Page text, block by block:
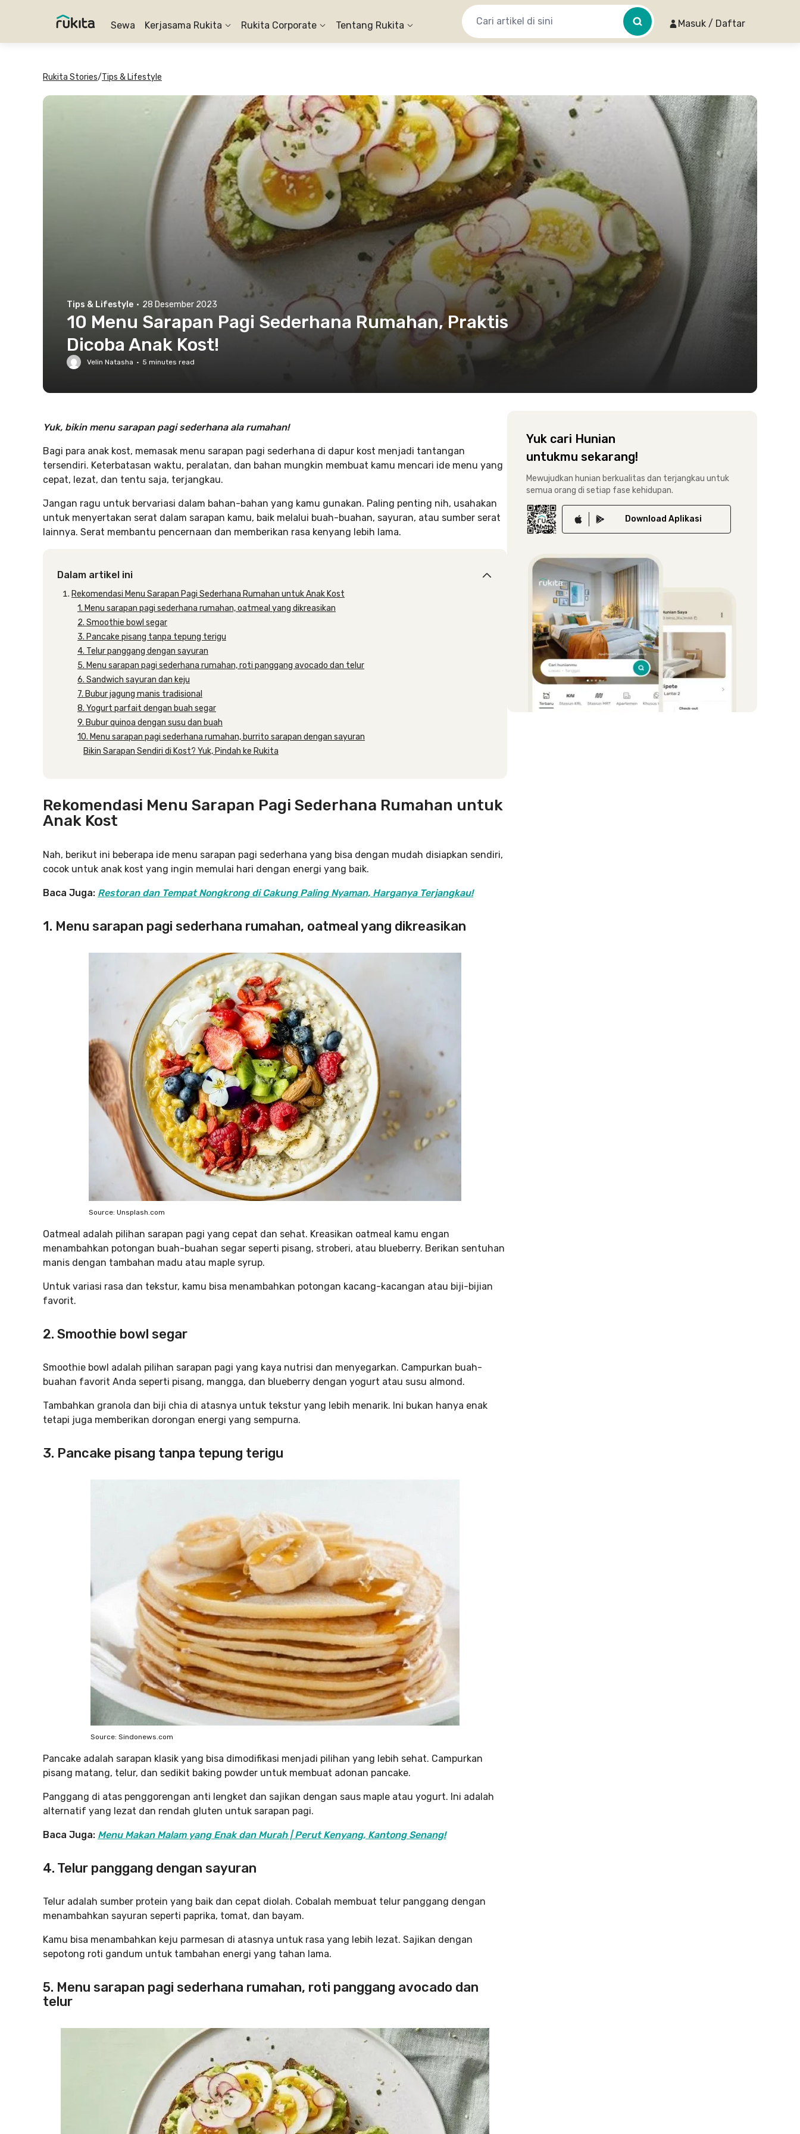
Sewa Kerjasama Rukita Rukita Corporate Tentang Rukita Masuk / Daftar
Rukita Stories/Tips & Lifestyle
Tips & Lifestyle · 28 Desember 2023
10 Menu Sarapan Pagi Sederhana Rumahan, Praktis
Dicoba Anak Kost!
Velin Natasha · 5 minutes read
Yuk, bikin menu sarapan pagi sederhana ala rumahan!
Bagi para anak kost, memasak menu sarapan pagi sederhana di dapur kost menjadi tantangan
tersendiri. Keterbatasan waktu, peralatan, dan bahan mungkin membuat kamu mencari ide menu yang
cepat, lezat, dan tentu saja, terjangkau.
Jangan ragu untuk bervariasi dalam bahan-bahan yang kamu gunakan. Paling penting nih, usahakan
untuk menyertakan serat dalam sarapan kamu, baik melalui buah-buahan, sayuran, atau sumber serat
lainnya. Serat membantu pencernaan dan memberikan rasa kenyang lebih lama.
Dalam artikel ini
Rekomendasi Menu Sarapan Pagi Sederhana Rumahan untuk Anak Kost
1. Menu sarapan pagi sederhana rumahan, oatmeal yang dikreasikan
2. Smoothie bowl segar
3. Pancake pisang tanpa tepung terigu
4. Telur panggang dengan sayuran
5. Menu sarapan pagi sederhana rumahan, roti panggang avocado dan telur
6. Sandwich sayuran dan keju
7. Bubur jagung manis tradisional
8. Yogurt parfait dengan buah segar
9. Bubur quinoa dengan susu dan buah
10. Menu sarapan pagi sederhana rumahan, burrito sarapan dengan sayuran
Bikin Sarapan Sendiri di Kost? Yuk, Pindah ke Rukita
Rekomendasi Menu Sarapan Pagi Sederhana Rumahan untuk
Anak Kost
Nah, berikut ini beberapa ide menu sarapan pagi sederhana yang bisa dengan mudah disiapkan sendiri,
cocok untuk anak kost yang ingin memulai hari dengan energi yang baik.
Baca Juga: Restoran dan Tempat Nongkrong di Cakung Paling Nyaman, Harganya Terjangkau!
1. Menu sarapan pagi sederhana rumahan, oatmeal yang dikreasikan
Source: Unsplash.com
Oatmeal adalah pilihan sarapan pagi yang cepat dan sehat. Kreasikan oatmeal kamu engan
menambahkan potongan buah-buahan segar seperti pisang, stroberi, atau blueberry. Berikan sentuhan
manis dengan tambahan madu atau maple syrup.
Untuk variasi rasa dan tekstur, kamu bisa menambahkan potongan kacang-kacangan atau biji-bijian
favorit.
2. Smoothie bowl segar
Smoothie bowl adalah pilihan sarapan pagi yang kaya nutrisi dan menyegarkan. Campurkan buah-
buahan favorit Anda seperti pisang, mangga, dan blueberry dengan yogurt atau susu almond.
Tambahkan granola dan biji chia di atasnya untuk tekstur yang lebih menarik. Ini bukan hanya enak
tetapi juga memberikan dorongan energi yang sempurna.
3. Pancake pisang tanpa tepung terigu
Source: Sindonews.com
Pancake adalah sarapan klasik yang bisa dimodifikasi menjadi pilihan yang lebih sehat. Campurkan
pisang matang, telur, dan sedikit baking powder untuk membuat adonan pancake.
Panggang di atas penggorengan anti lengket dan sajikan dengan saus maple atau yogurt. Ini adalah
alternatif yang lezat dan rendah gluten untuk sarapan pagi.
Baca Juga: Menu Makan Malam yang Enak dan Murah | Perut Kenyang, Kantong Senang!
4. Telur panggang dengan sayuran
Telur adalah sumber protein yang baik dan cepat diolah. Cobalah membuat telur panggang dengan
menambahkan sayuran seperti paprika, tomat, dan bayam.
Kamu bisa menambahkan keju parmesan di atasnya untuk rasa yang lebih lezat. Sajikan dengan
sepotong roti gandum untuk tambahan energi yang tahan lama.
5. Menu sarapan pagi sederhana rumahan, roti panggang avocado dan
telur
Yuk cari Hunian
untukmu sekarang!
Mewujudkan hunian berkualitas dan terjangkau untuk
semua orang di setiap fase kehidupan.
Download Aplikasi